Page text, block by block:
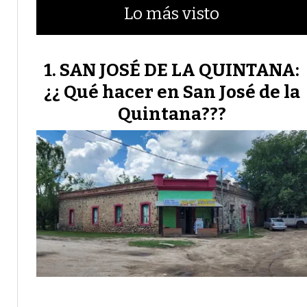
Lo más visto
SAN JOSÉ DE LA QUINTANA:
¿¿ Qué hacer en San José de la
Quintana???